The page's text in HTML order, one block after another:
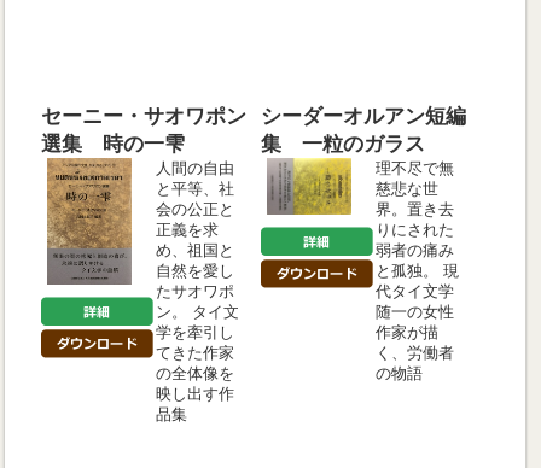
セーニー・サオワポン
選集 時の一雫
人間の自由
と平等、社
会の公正と
正義を求
め、祖国と
自然を愛し
たサオワポ
ン。 タイ文
学を牽引し
てきた作家
の全体像を
映し出す作
品集
シーダーオルアン短編
集 一粒のガラス
理不尽で無
慈悲な世
界。置き去
りにされた
弱者の痛み
と孤独。 現
代タイ文学
随一の女性
作家が描
く、労働者
の物語